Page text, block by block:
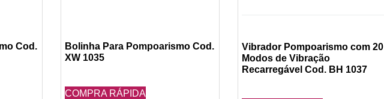
Cod.
Bolinha Para Pompoarismo Cod.
XW 1035
COMPRA RÁPIDA
Vibrador Pompoarismo com 20
Modos de Vibração
Recarregável Cod. BH 1037